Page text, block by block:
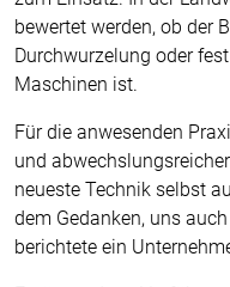
bewertet werden, ob der
Durchwurzelung oder
Maschinen ist.
Für die anwesenden
und
neueste Technik selbst
dem Gedanken, uns
berichtete ein